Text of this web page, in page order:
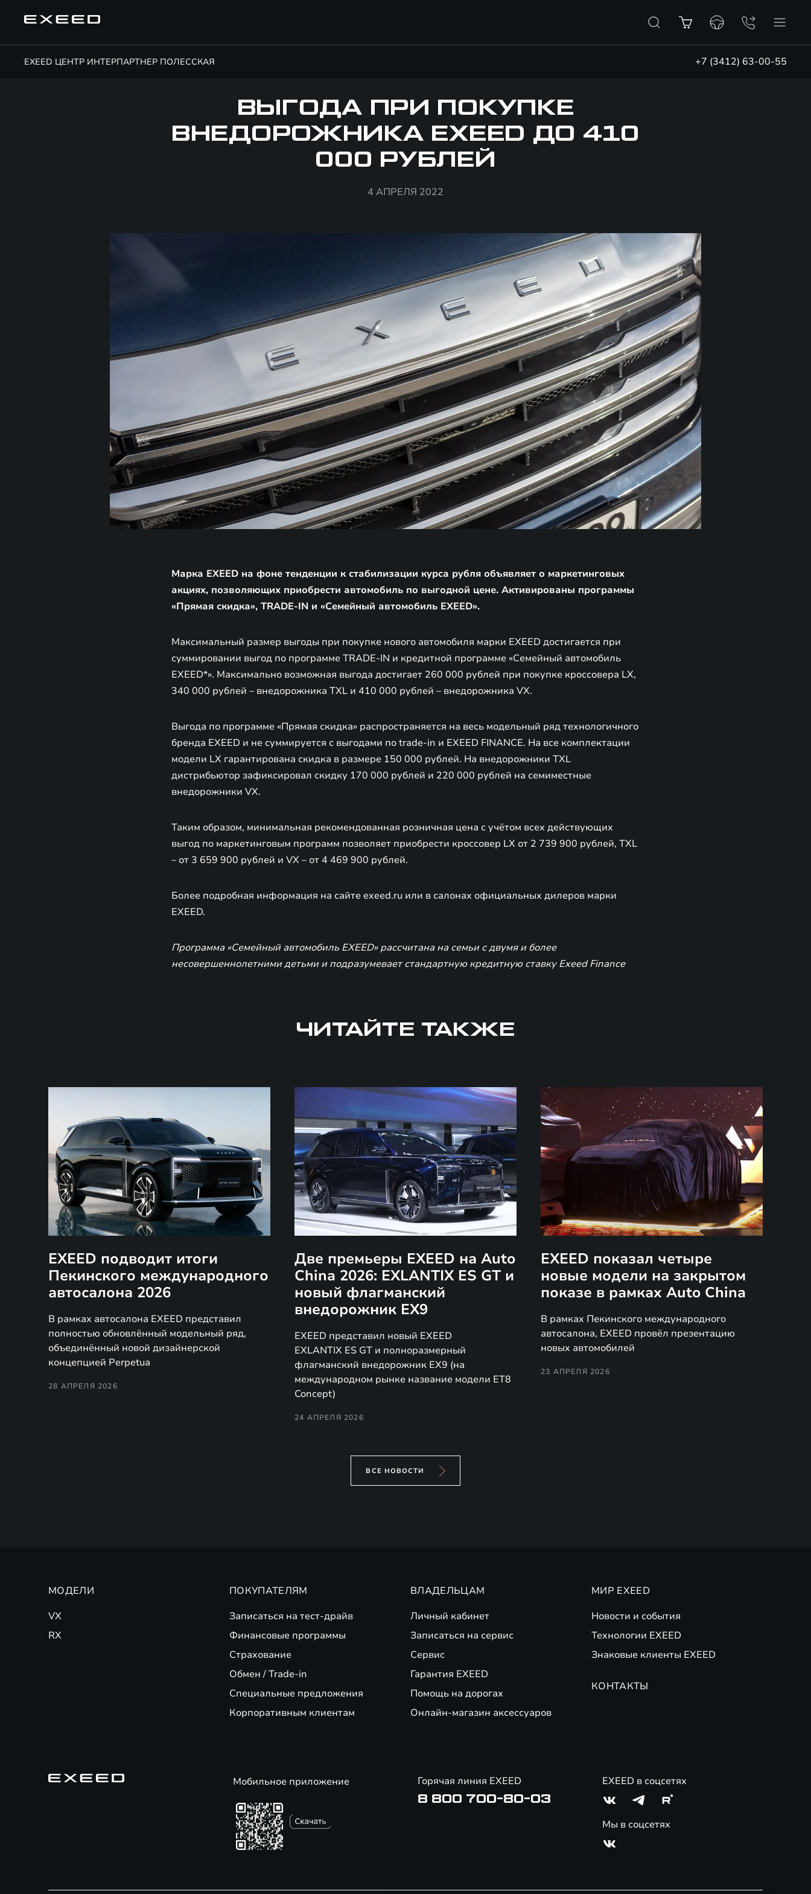
EXEED ЦЕНТР ИНТЕРПАРТНЕР ПОЛЕССКАЯ +7 (3412) 63-00-55
ВЫГОДА ПРИ ПОКУПКЕ
ВНЕДОРОЖНИКА EXEED ДО 410
000 РУБЛЕЙ
4 АПРЕЛЯ 2022
Марка EXEED на фоне тенденции к стабилизации курса рубля объявляет о маркетинговых
акциях, позволяющих приобрести автомобиль по выгодной цене. Активированы программы
«Прямая скидка», TRADE-IN и «Семейный автомобиль EXEED».
Максимальный размер выгоды при покупке нового автомобиля марки EXEED достигается при
суммировании выгод по программе TRADE-IN и кредитной программе «Семейный автомобиль
EXEED*». Максимально возможная выгода достигает 260 000 рублей при покупке кроссовера LX,
340 000 рублей – внедорожника TXL и 410 000 рублей – внедорожника VX.
Выгода по программе «Прямая скидка» распространяется на весь модельный ряд технологичного
бренда EXEED и не суммируется с выгодами по trade-in и EXEED FINANCE. На все комплектации
модели LX гарантирована скидка в размере 150 000 рублей. На внедорожники TXL
дистрибьютор зафиксировал скидку 170 000 рублей и 220 000 рублей на семиместные
внедорожники VX.
Таким образом, минимальная рекомендованная розничная цена с учётом всех действующих
выгод по маркетинговым программ позволяет приобрести кроссовер LX от 2 739 900 рублей, TXL
– от 3 659 900 рублей и VX – от 4 469 900 рублей.
Более подробная информация на сайте exeed.ru или в салонах официальных дилеров марки
EXEED.
Программа «Семейный автомобиль EXEED» рассчитана на семьи с двумя и более
несовершеннолетними детьми и подразумевает стандартную кредитную ставку Exeed Finance
ЧИТАЙТЕ ТАКЖЕ
EXEED подводит итоги
Пекинского международного
автосалона 2026
В рамках автосалона EXEED представил
полностью обновлённый модельный ряд,
объединённый новой дизайнерской
концепцией Perpetua
28 АПРЕЛЯ 2026
Две премьеры EXEED на Auto
China 2026: EXLANTIX ES GT и
новый флагманский
внедорожник EX9
EXEED представил новый EXEED
EXLANTIX ES GT и полноразмерный
флагманский внедорожник EX9 (на
международном рынке название модели ET8
Concept)
24 АПРЕЛЯ 2026
EXEED показал четыре
новые модели на закрытом
показе в рамках Auto China
В рамках Пекинского международного
автосалона, EXEED провёл презентацию
новых автомобилей
23 АПРЕЛЯ 2026
ВСЕ НОВОСТИ
МОДЕЛИ
VX
RX
ПОКУПАТЕЛЯМ
Записаться на тест-драйв
Финансовые программы
Страхование
Обмен / Trade-in
Специальные предложения
Корпоративным клиентам
ВЛАДЕЛЬЦАМ
Личный кабинет
Записаться на сервис
Сервис
Гарантия EXEED
Помощь на дорогах
Онлайн-магазин аксессуаров
МИР EXEED
Новости и события
Технологии EXEED
Знаковые клиенты EXEED
КОНТАКТЫ
Мобильное приложение Горячая линия EXEED
8 800 700-80-03
EXEED в соцсетях
Мы в соцсетях